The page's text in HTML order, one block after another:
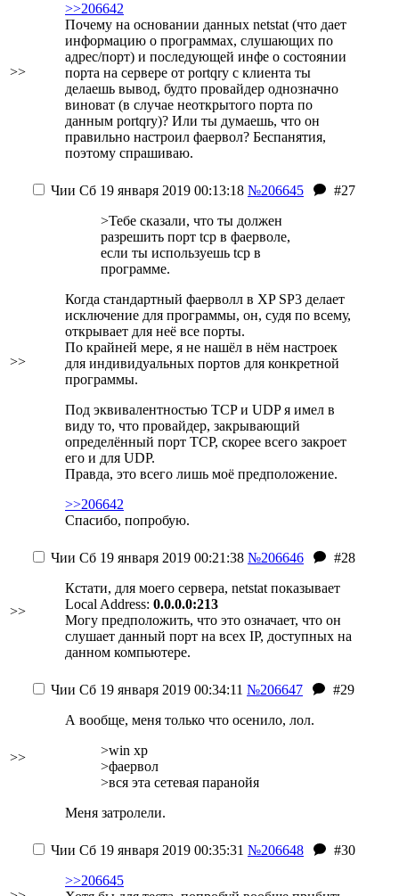
>>
>>206642
Почему на основании данных netstat (что дает
информацию о программах, слушающих по
адрес/порт) и последующей инфе о состоянии
порта на сервере от portqry с клиента ты
делаешь вывод, будто провайдер однозначно
виноват (в случае неоткрытого порта по
данным portqry)? Или ты думаешь, что он
правильно настроил фаервол? Беспанятия,
поэтому спрашиваю.
>>
Чии Сб 19 января 2019 00:13:18 №206645
#27
>Тебе сказали, что ты должен
разрешить порт tcp в фаерволе,
если ты используешь tcp в
программе.
Когда стандартный фаерволл в XP SP3 делает
исключение для программы, он, судя по всему,
открывает для неё все порты.
По крайней мере, я не нашёл в нём настроек
для индивидуальных портов для конкретной
программы.
Под эквивалентностью TCP и UDP я имел в
виду то, что провайдер, закрывающий
определённый порт TCP, скорее всего закроет
его и для UDP.
Правда, это всего лишь моё предположение.
>>206642
Спасибо, попробую.
>>
Чии Сб 19 января 2019 00:21:38 №206646
#28
Кстати, для моего сервера, netstat показывает
Local Address: 0.0.0.0:213
Могу предположить, что это означает, что он
слушает данный порт на всех IP, доступных на
данном компьютере.
>>
Чии Сб 19 января 2019 00:34:11 №206647
#29
А вообще, меня только что осенило, лол.
>win xp
>фаервол
>вся эта сетевая паранойя
Меня затролели.
Чии Сб 19 января 2019 00:35:31 №206648
#30
>>206645